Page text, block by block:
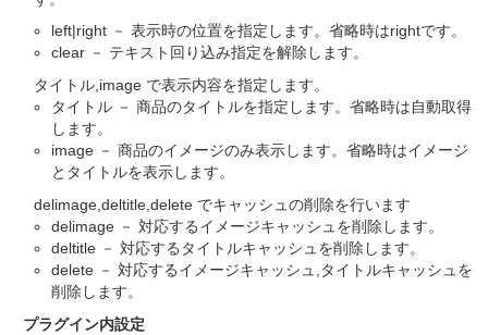
left|right － 表示時の位置を指定します。省略時はrightです。
clear － テキスト回り込み指定を解除します。
タイトル,image で表示内容を指定します。
タイトル － 商品のタイトルを指定します。省略時は自動取得
します。
image － 商品のイメージのみ表示します。省略時はイメージ
とタイトルを表示します。
delimage,deltitle,delete でキャッシュの削除を行います
delimage － 対応するイメージキャッシュを削除します。
deltitle － 対応するタイトルキャッシュを削除します。
delete － 対応するイメージキャッシュ,タイトルキャッシュを
削除します。
プラグイン内設定